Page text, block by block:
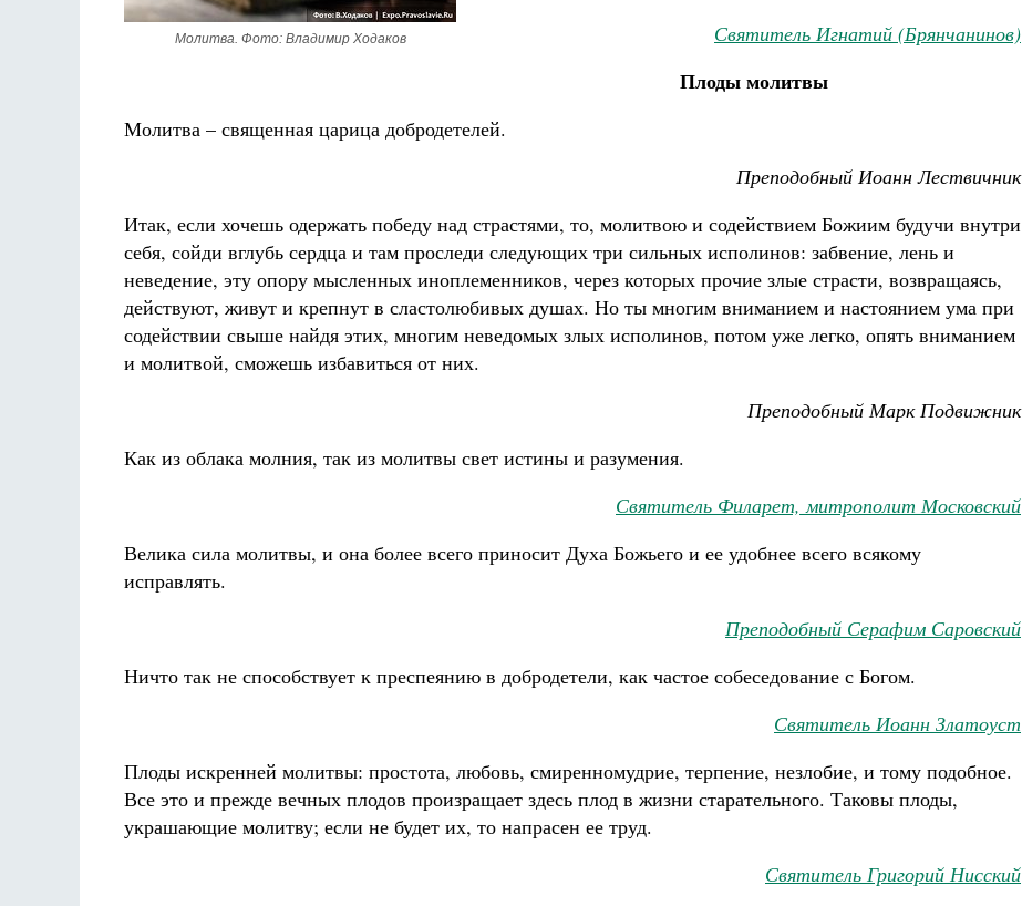
Молитва. Фото: Владимир Ходаков
Святитель Игнатий (Брянчанинов)
Плоды молитвы
Молитва – священная царица добродетелей.
Преподобный Иоанн Лествичник
Итак, если хочешь одержать победу над страстями, то, молитвою и содействием Божиим будучи внутри
себя, сойди вглубь сердца и там проследи следующих три сильных исполинов: забвение, лень и
неведение, эту опору мысленных иноплеменников, через которых прочие злые страсти, возвращаясь,
действуют, живут и крепнут в сластолюбивых душах. Но ты многим вниманием и настоянием ума при
содействии свыше найдя этих, многим неведомых злых исполинов, потом уже легко, опять вниманием
и молитвой, сможешь избавиться от них.
Преподобный Марк Подвижник
Как из облака молния, так из молитвы свет истины и разумения.
Святитель Филарет, митрополит Московский
Велика сила молитвы, и она более всего приносит Духа Божьего и ее удобнее всего всякому
исправлять.
Преподобный Серафим Саровский
Ничто так не способствует к преспеянию в добродетели, как частое собеседование с Богом.
Святитель Иоанн Златоуст
Плоды искренней молитвы: простота, любовь, смиренномудрие, терпение, незлобие, и тому подобное.
Все это и прежде вечных плодов произращает здесь плод в жизни старательного. Таковы плоды,
украшающие молитву; если не будет их, то напрасен ее труд.
Святитель Григорий Нисский